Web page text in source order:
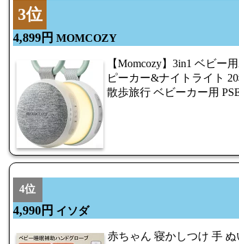
3位
4,899円 MOMCOZY
【Momcozy】3in1 ベビー
ピーカー&ナイトライト
散歩旅行 ベビーカー用
4位
4,990円 イソダ
赤ちゃん 寝かしつけ 手